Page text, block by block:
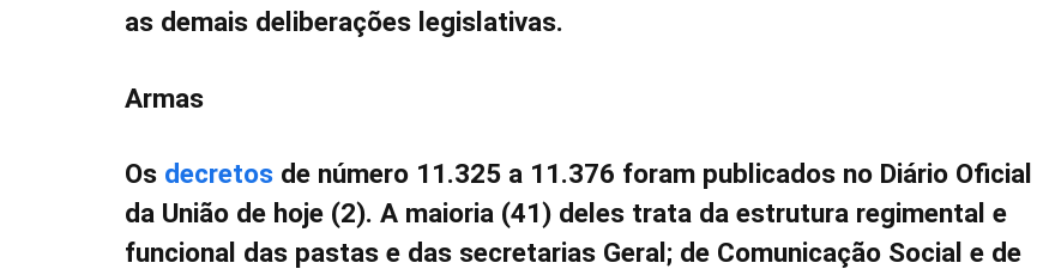
as demais deliberações legislativas.
Armas
Os decretos de número 11.325 a 11.376 foram publicados no Diário Oficial
da União de hoje (2). A maioria (41) deles trata da estrutura regimental e
funcional das pastas e das secretarias Geral; de Comunicação Social e de